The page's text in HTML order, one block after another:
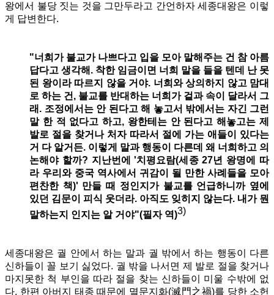
왕에서 불당 짓는 것을 그만두라고 간언하자 세종대왕은 이렇
게 답변한다.
"너희가 불교가 나쁘다고 입을 모아 말해주는 건 참 아름
답다고 생각해. 착한 임금이면 너희 말을 들을 텐데 난 못
된 왕이라 따르지 않을 거야. 너희와 상의하지 않고 맘대
로 하는 건, 불교를 반대하는 너희가 겉과 속이 달라서 그
래. 조정에서는 안 된다고 해 놓고서 밖에서는 자긴 그런
말 한 적 없다고 하고, 왕한테는 안 된다고 해놓고는 제
발로 절을 찾거나 처자 따라서 절에 가는 애들이 있다는
거 다 알거든. 이렇게 말과 행동이 다른데 왜 너희하고 의
논해야 할까? 지난번에 '치평요람(세종 27년 왕명에 따
라 우리와 중국 역사에서 귀감이 될 만한 사례들을 모아
편찬한 책)' 만들 때 정인지가 불교를 언급하니까 옆에
있던 김문이 피식 웃더라. 아직도 잊히지 않는다. 내가 뭔
말하는지 인지는 알 거야"(필자 역)3)
세종대왕은 궐 안에서 하는 말과 궐 밖에서 하는 행동이 다른
신하들이 꼴 보기 싫었다. 궐 밖을 나서면 제 발로 절을 찾거나
마지못한 척 부인을 따라 절을 찾는 신하들이 미울 수밖에 없
다. 한편 아버지 태종 때문에 멸문지화(滅門之禍)를 당한 소헌